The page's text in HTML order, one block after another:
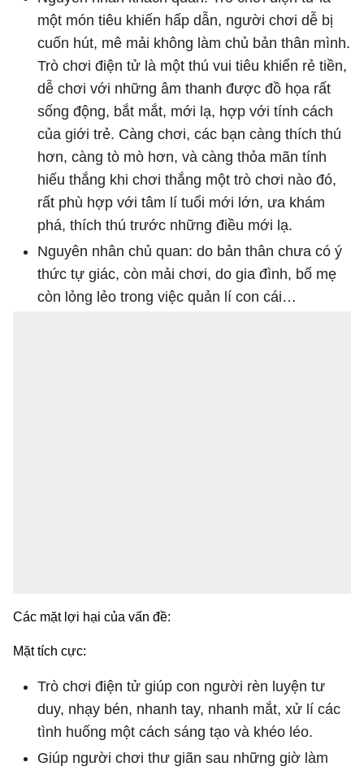
một món tiêu khiến hấp dẫn, người chơi dễ bị
cuốn hút, mê mải không làm chủ bản thân mình.
Trò chơi điện tử là một thú vui tiêu khiển rẻ tiền,
dễ chơi với những âm thanh được đồ họa rất
sống động, bắt mắt, mới lạ, hợp với tính cách
của giới trẻ. Càng chơi, các bạn càng thích thú
hơn, càng tò mò hơn, và càng thỏa mãn tính
hiếu thắng khi chơi thắng một trò chơi nào đó,
rất phù hợp với tâm lí tuổi mới lớn, ưa khám
phá, thích thú trước những điều mới lạ.
Nguyên nhân chủ quan: do bản thân chưa có ý
thức tự giác, còn mải chơi, do gia đình, bố mẹ
còn lỏng lẻo trong việc quản lí con cái…
Các mặt lợi hại của vấn đề:
Mặt tích cực:
Trò chơi điện tử giúp con người rèn luyện tư
duy, nhạy bén, nhanh tay, nhanh mắt, xử lí các
tình huống một cách sáng tạo và khéo léo.
Giúp người chơi thư giãn sau những giờ làm